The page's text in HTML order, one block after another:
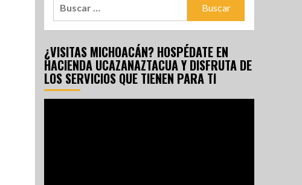
¿VISITAS MICHOACÁN? HOSPÉDATE EN
HACIENDA UCAZANAZTACUA Y DISFRUTA DE
LOS SERVICIOS QUE TIENEN PARA TI